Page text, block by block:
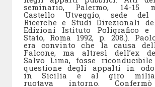
seminario, Palermo, 14-15
Castello Utveggio, sede
Ricerche e Studi Direzionali
Edizioni Istituto Poligrafico e
Stato, Roma 1992, p. 208.).
era convinto che la causa
Falcone, ma altresì dell’ex
Salvo Lima, fosse
questione degli appalti in
in Sicilia e al giro
ruotava intorno.